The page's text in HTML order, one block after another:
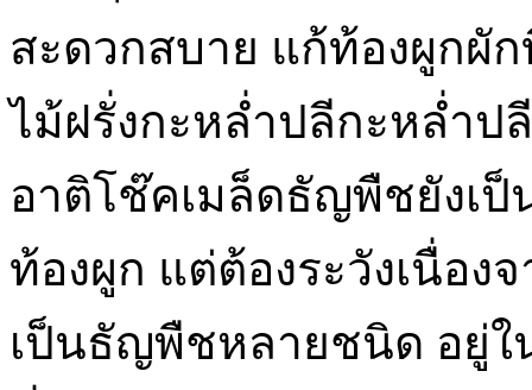
สะดวกสบาย แก้ท้องผูกผั
ไม้ฝรั่งกะหล่ำปลีกะหล่ำป
อาติโช๊คเมล็ดธัญพืชยังเป็
ท้องผูก แต่ต้องระวังเนื่อ
เป็นธัญพืชหลายชนิด อยู่